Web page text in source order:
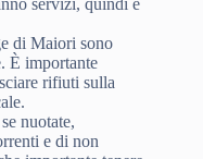
servizi, quindi è
di Maiori sono
È importante
rifiuti sulla
nuotate,
e di non